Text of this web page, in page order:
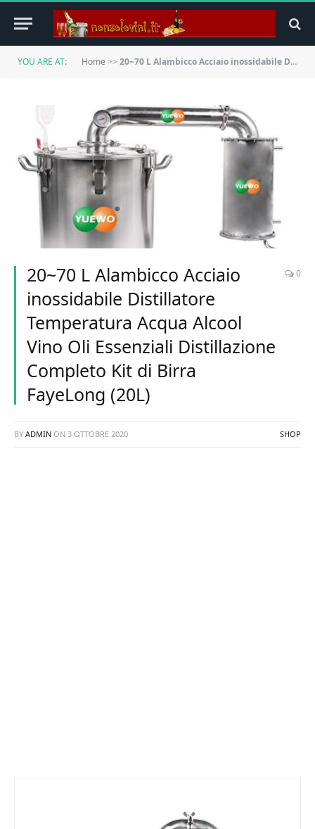
YOU ARE AT: Home >> 20~70 L Alambicco Acciaio inossidabile Distillatore Temperatura Acqua Alcool Vino Oli Essenziali Distillazione Completo Kit di Birra FayeLong (20L)
20~70 L Alambicco Acciaio
inossidabile Distillatore
Temperatura Acqua Alcool
Vino Oli Essenziali Distillazione
Completo Kit di Birra
FayeLong (20L)
0
BY ADMIN ON 3 OTTOBRE 2020 SHOP